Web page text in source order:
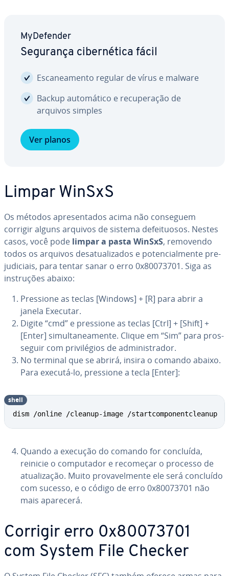
My­De­fen­der
Segurança ci­ber­né­tica fácil
Es­ca­ne­a­mento regular de vírus e malware
Backup au­to­má­tico e re­cu­pe­ra­ção de
arquivos simples
Ver planos
Limpar WinSxS
Os métodos apre­sen­ta­dos acima não conseguem
corrigir alguns arquivos de sistema de­fei­tu­o­sos. Nestes
casos, você pode limpar a pasta WinSxS, removendo
todos os arquivos de­sa­tu­a­li­za­dos e po­ten­ci­al­mente pre­
ju­di­ci­ais, para tentar sanar o erro 0x80073701. Siga as
ins­tru­ções abaixo:
Pressione as teclas [Windows] + [R] para abrir a
janela Executar.
Digite “cmd” e pressione as teclas [Ctrl] + [Shift] +
[Enter] si­mul­ta­ne­a­mente. Clique em “Sim” para pros­
se­guir com pri­vi­lé­gios de ad­mi­nis­tra­dor.
No terminal que se abrirá, insira o comando abaixo.
Para executá-lo, pressione a tecla [Enter]:
dism /online /cleanup-image /startcomponentcleanup
shell
Quando a execução do comando for concluída,
reinicie o com­pu­ta­dor e recomeçar o processo de
atu­a­li­za­ção. Muito pro­va­vel­mente ele será concluído
com sucesso, e o código de erro 0x80073701 não
mais aparecerá.
Corrigir erro 0x80073701
com System File Checker